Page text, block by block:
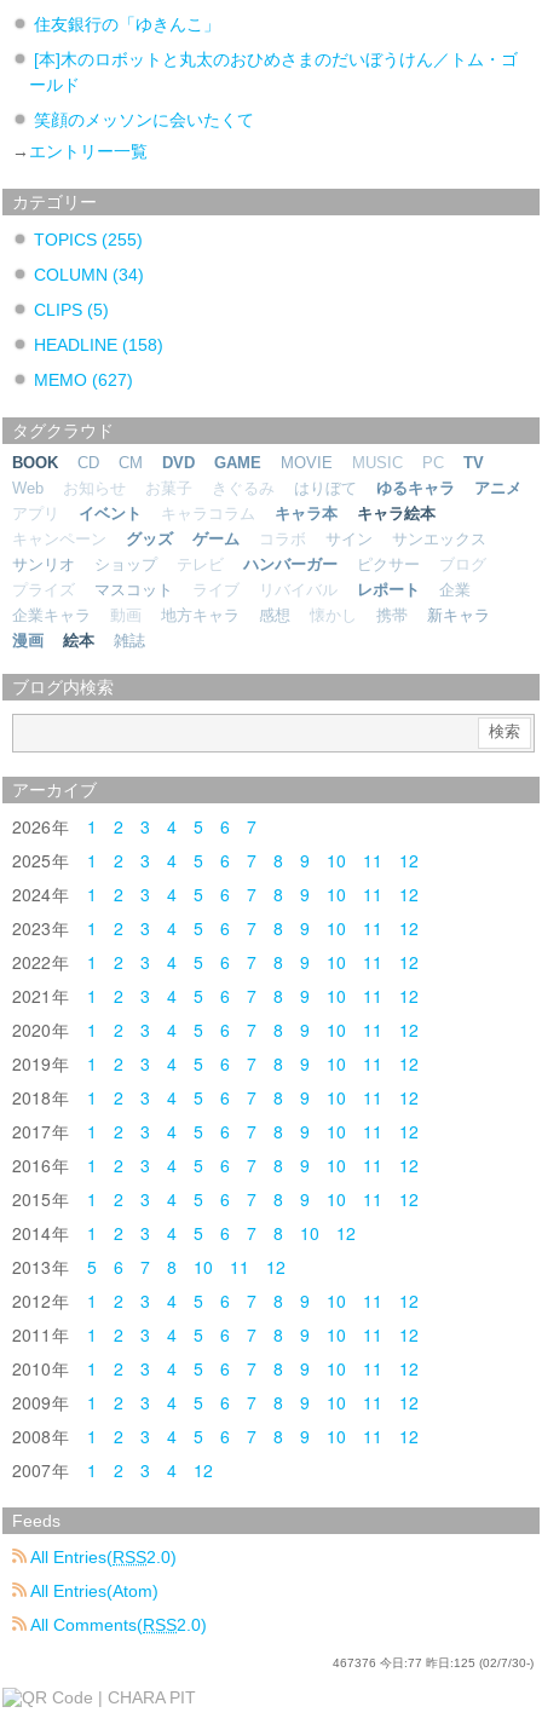
住友銀行の「ゆきんこ」
[本]木のロボットと丸太のおひめさまのだいぼうけん／トム・ゴ
ールド
笑顔のメッソンに会いたくて
→ エントリー一覧
カテゴリー
TOPICS(255)
COLUMN(34)
CLIPS(5)
HEADLINE(158)
MEMO(627)
タグクラウド
BOOK CD CM DVD GAME MOVIE MUSIC PC
TV
Web
お知らせ お菓子 きぐるみ はりぼて ゆるキャラ
アニメ
アプリ
イベント キャラコラム キャラ本
キャラ絵本
キャンペーン
グッズ ゲーム コラボ サイン
サンエックス
サンリオ
ショップ テレビ ハンバーガー ピクサー
ブログ
プライズ
マスコット ライブ リバイバル レポート
企業
企業キャラ
動画 地方キャラ 感想 懐かし 携帯
新キャラ
漫画
絵本 雑誌
ブログ内検索
アーカイブ
2026 1 2 3 4 5 6
7
2025
1 2 3 4 5 6 7 8 9 10 11
12
2024
1 2 3 4 5 6 7 8 9 10 11
12
2023
1 2 3 4 5 6 7 8 9 10 11
12
2022
1 2 3 4 5 6 7 8 9 10 11
12
2021
1 2 3 4 5 6 7 8 9 10 11
12
2020
1 2 3 4 5 6 7 8 9 10 11
12
2019
1 2 3 4 5 6 7 8 9 10 11
12
2018
1 2 3 4 5 6 7 8 9 10 11
12
2017
1 2 3 4 5 6 7 8 9 10 11
12
2016
1 2 3 4 5 6 7 8 9 10 11
12
2015
1 2 3 4 5 6 7 8 9 10 11
12
2014
1 2 3 4 5 6 7 8 10
12
2013
5 6 7 8 10 11
12
2012
1 2 3 4 5 6 7 8 9 10 11
12
2011
1 2 3 4 5 6 7 8 9 10 11
12
2010
1 2 3 4 5 6 7 8 9 10 11
12
2009
1 2 3 4 5 6 7 8 9 10 11
12
2008
1 2 3 4 5 6 7 8 9 10 11
12
2007
1 2 3 4 12
Feeds
All Entries(RSS2.0)
All Entries(Atom)
All Comments(RSS2.0)
467376 今日:77 昨日:125 (02/7/30-)